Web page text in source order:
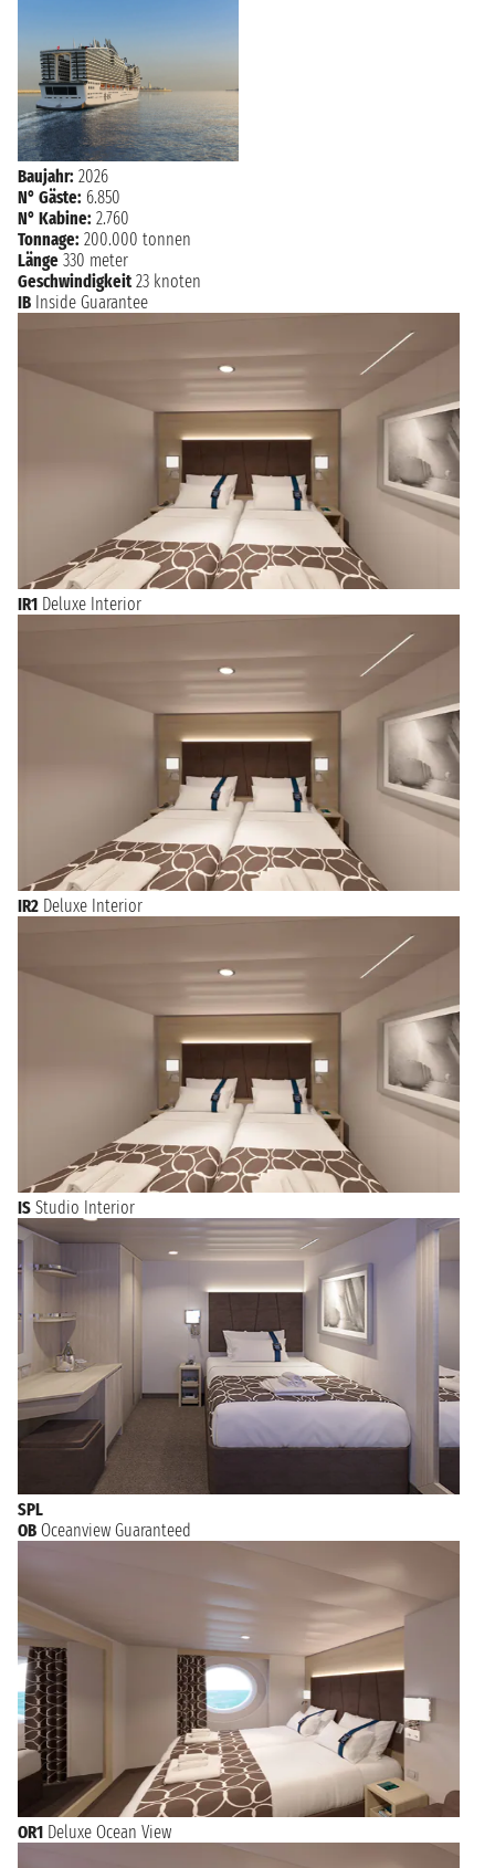
Baujahr: 2026
N° Gäste: 6.850
N° Kabine: 2.760
Tonnage: 200.000 tonnen
Länge 330 meter
Geschwindigkeit 23 knoten
IB Inside Guarantee
IR1 Deluxe Interior
IR2 Deluxe Interior
IS Studio Interior
SPL
OB Oceanview Guaranteed
OR1 Deluxe Ocean View